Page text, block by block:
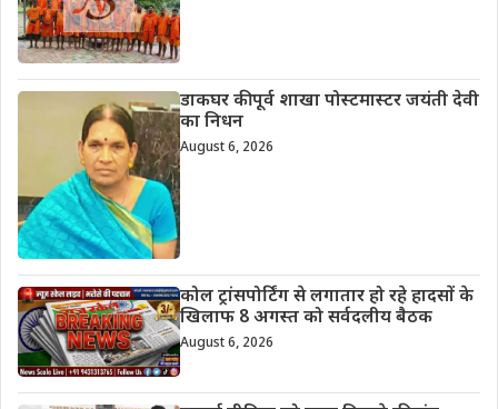
डाकघर की पूर्व शाखा पोस्टमास्टर जयंती देवी
का निधन
August 6, 2026
कोल ट्रांसपोर्टिंग से लगातार हो रहे हादसों के
खिलाफ 8 अगस्त को सर्वदलीय बैठक
August 6, 2026